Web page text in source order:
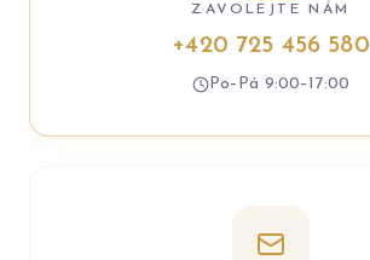
ZAVOLEJTE NÁM
+420 725 456 580
Po–Pá 9:00–17:00